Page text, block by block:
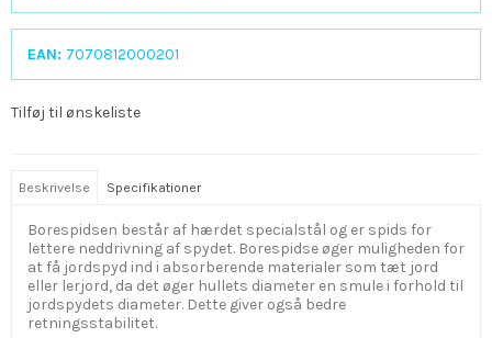
EAN: 7070812000201
Tilføj til ønskeliste
Beskrivelse Specifikationer
Borespidsen består af hærdet specialstål og er spids for
lettere neddrivning af spydet. Borespidse øger muligheden for
at få jordspyd ind i absorberende materialer som tæt jord
eller lerjord, da det øger hullets diameter en smule i forhold til
jordspydets diameter. Dette giver også bedre
retningsstabilitet.